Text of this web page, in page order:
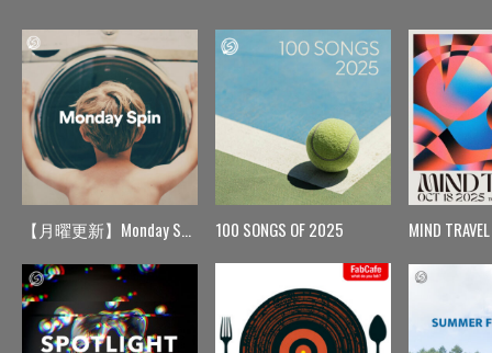
【月曜更新】Monday Spin 100 SONGS OF 2025 MIND TRAVEL